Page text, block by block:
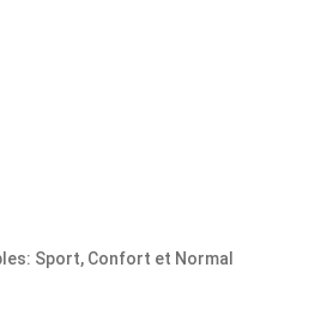
Sport, Confort et Normal